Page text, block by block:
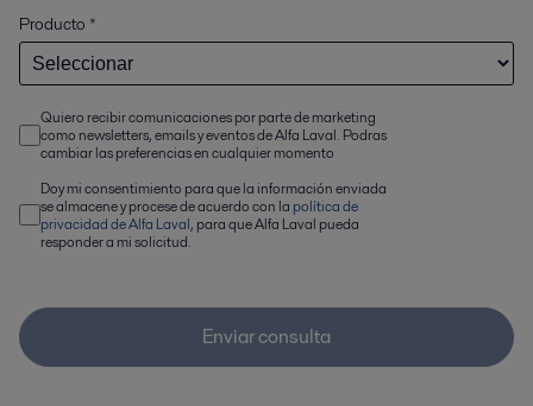
Producto *
Quiero recibir comunicaciones por parte de marketing
como newsletters, emails y eventos de Alfa Laval. Podras
cambiar las preferencias en cualquier momento
Doy mi consentimiento para que la información enviada
se almacene y procese de acuerdo con la política de
privacidad de Alfa Laval, para que Alfa Laval pueda
responder a mi solicitud.
Enviar consulta